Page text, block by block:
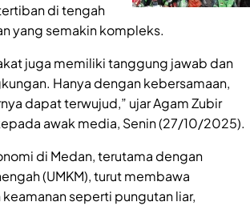
di tengah
yang semakin kompleks.
juga memiliki tanggung jawab dan
Hanya dengan kebersamaan,
dapat terwujud,” ujar Agam Zubir
awak media, Senin (27/10/2025).
di Medan, terutama dengan
(UMKM), turut membawa
seperti pungutan liar,